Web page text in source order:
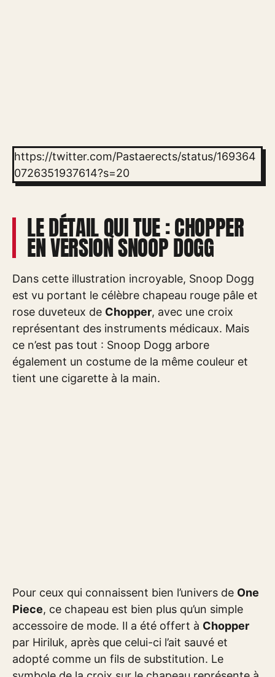
https://twitter.com/Pastaerects/status/169364
0726351937614?s=20
LE DÉTAIL QUI TUE : CHOPPER
EN VERSION SNOOP DOGG
Dans cette illustration incroyable, Snoop Dogg
est vu portant le célèbre chapeau rouge pâle et
rose duveteux de Chopper, avec une croix
représentant des instruments médicaux. Mais
ce n’est pas tout : Snoop Dogg arbore
également un costume de la même couleur et
tient une cigarette à la main.
Pour ceux qui connaissent bien l’univers de One
Piece, ce chapeau est bien plus qu’un simple
accessoire de mode. Il a été offert à Chopper
par Hiriluk, après que celui-ci l’ait sauvé et
adopté comme un fils de substitution. Le